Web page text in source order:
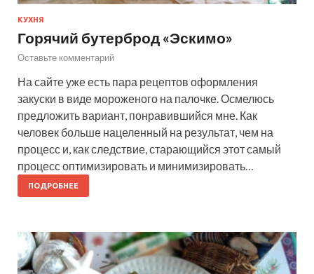
КУХНЯ
Горячий бутерброд «Эскимо»
Оставьте комментарий
На сайте уже есть пара рецептов оформления
закуски в виде мороженого на палочке. Осмелюсь
предложить вариант, понравившийся мне. Как
человек больше нацеленный на результат, чем на
процесс и, как следствие, старающийся этот самый
процесс оптимизировать и минимизировать…
ПОДРОБНЕЕ